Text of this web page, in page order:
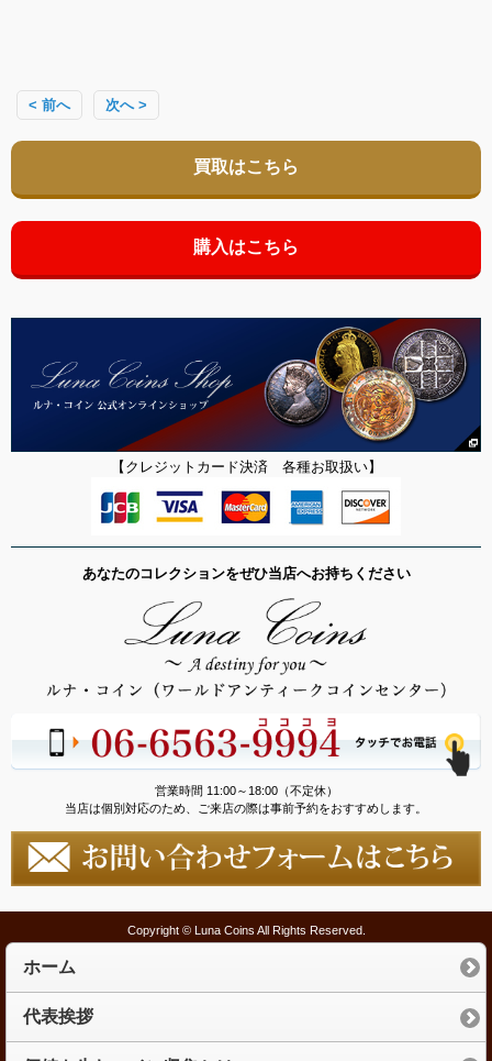
< 前へ 次へ >
買取はこちら
購入はこちら
【クレジットカード決済 各種お取扱い】
あなたのコレクションをぜひ当店へお持ちください
営業時間 11:00～18:00（不定休）
当店は個別対応のため、ご来店の際は事前予約をおすすめします。
Copyright © Luna Coins All Rights Reserved.
ホーム
代表挨拶